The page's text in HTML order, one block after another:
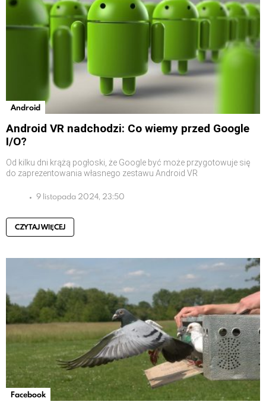
Android
Android VR nadchodzi: Co wiemy przed Google
I/O?
Od kilku dni krążą pogłoski, że Google być może przygotowuje się
do zaprezentowania własnego zestawu Android VR
9 listopada 2024, 23:50
CZYTAJ WIĘCEJ
Facebook